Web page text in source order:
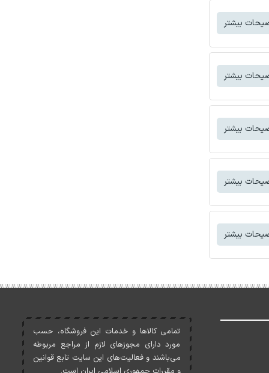
بیشتر
بیشتر
بیشتر
بیشتر
بیشتر
تمامی کالاها و خدمات اين فروشگاه، حسب
مورد دارای مجوزهای لازم از مراجع مربوطه
می‌باشند و فعاليت‌های اين سايت تابع قوانين